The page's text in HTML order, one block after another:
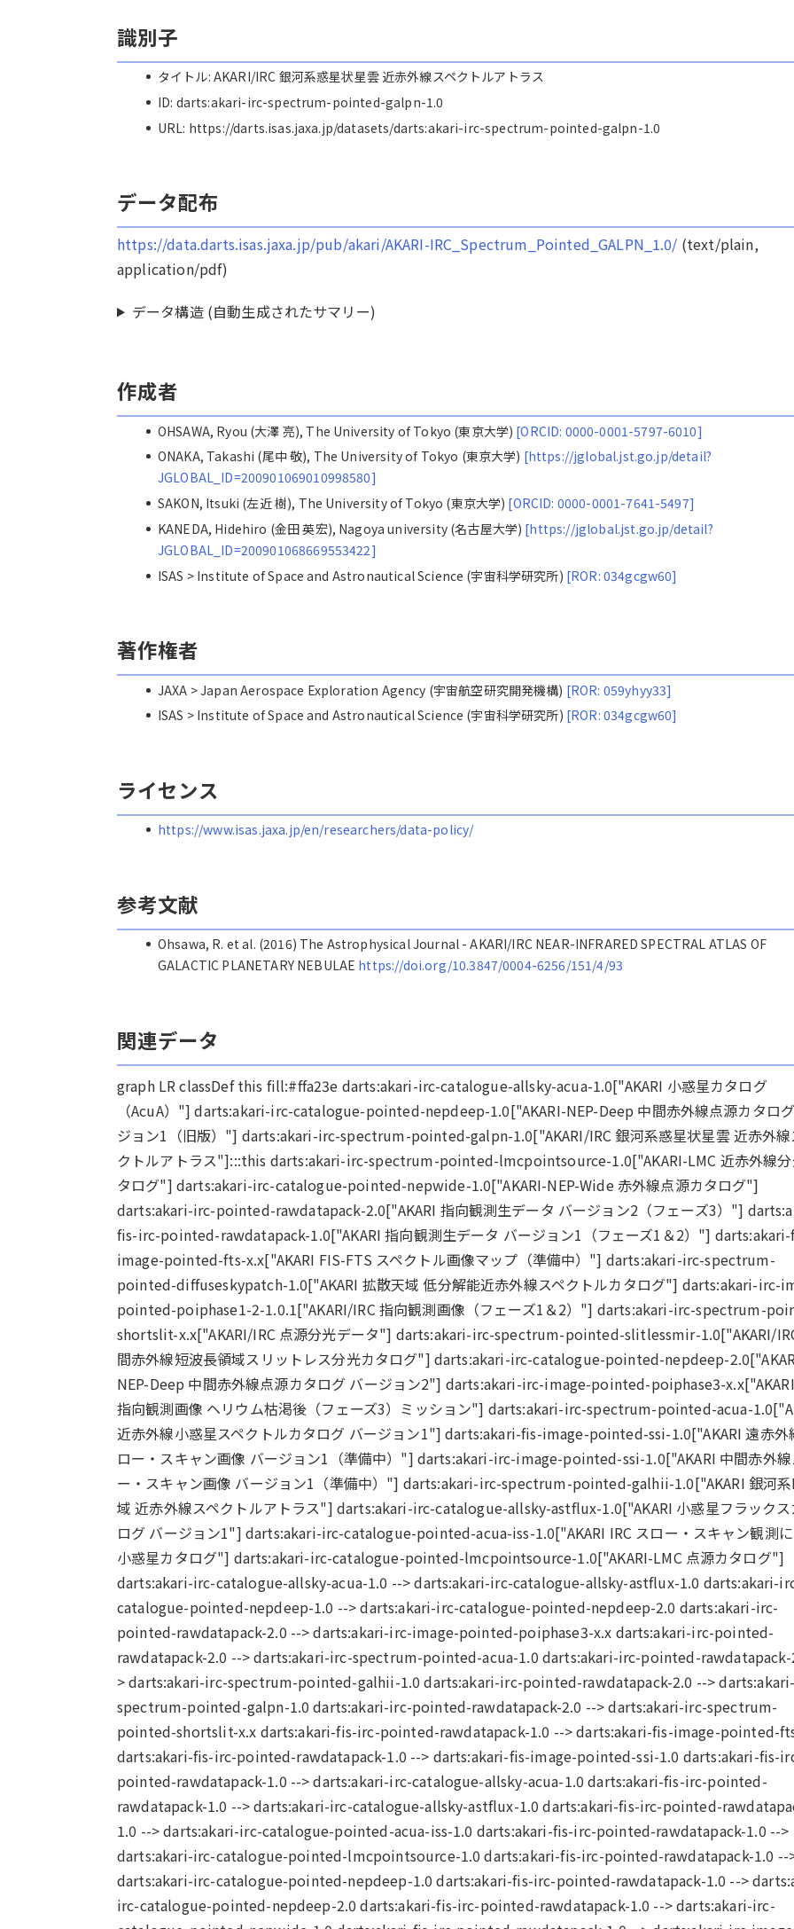
識別子
タイトル: AKARI/IRC 銀河系惑星状星雲 近赤外線スペクトルアトラス
ID: darts:akari-irc-spectrum-pointed-galpn-1.0
URL: https://darts.isas.jaxa.jp/datasets/darts:akari-irc-spectrum-pointed-galpn-1.0
データ配布
https://data.darts.isas.jaxa.jp/pub/akari/AKARI-IRC_Spectrum_Pointed_GALPN_1.0/ (text/plain,
application/pdf)
データ構造 (自動生成されたサマリー)
作成者
OHSAWA, Ryou (大澤 亮), The University of Tokyo (東京大学) [ORCID: 0000-0001-5797-6010]
ONAKA, Takashi (尾中 敬), The University of Tokyo (東京大学) [https://jglobal.jst.go.jp/detail?
JGLOBAL_ID=200901069010998580]
SAKON, Itsuki (左近 樹), The University of Tokyo (東京大学) [ORCID: 0000-0001-7641-5497]
KANEDA, Hidehiro (金田 英宏), Nagoya university (名古屋大学) [https://jglobal.jst.go.jp/detail?
JGLOBAL_ID=200901068669553422]
ISAS > Institute of Space and Astronautical Science (宇宙科学研究所) [ROR: 034gcgw60]
著作権者
JAXA > Japan Aerospace Exploration Agency (宇宙航空研究開発機構) [ROR: 059yhyy33]
ISAS > Institute of Space and Astronautical Science (宇宙科学研究所) [ROR: 034gcgw60]
ライセンス
https://www.isas.jaxa.jp/en/researchers/data-policy/
参考文献
Ohsawa, R. et al. (2016) The Astrophysical Journal - AKARI/IRC NEAR-INFRARED SPECTRAL ATLAS OF
GALACTIC PLANETARY NEBULAE https://doi.org/10.3847/0004-6256/151/4/93
関連データ
graph LR classDef this fill:#ffa23e darts:akari-irc-catalogue-allsky-acua-1.0["AKARI 小惑星カタログ
（AcuA）"] darts:akari-irc-catalogue-pointed-nepdeep-1.0["AKARI-NEP-Deep 中間赤外線点源カタロ
ジョン1（旧版）"] darts:akari-irc-spectrum-pointed-galpn-1.0["AKARI/IRC 銀河系惑星状星雲 近赤外線
クトルアトラス"]:::this darts:akari-irc-spectrum-pointed-lmcpointsource-1.0["AKARI-LMC 近赤外線
タログ"] darts:akari-irc-catalogue-pointed-nepwide-1.0["AKARI-NEP-Wide 赤外線点源カタログ"]
darts:akari-irc-pointed-rawdatapack-2.0["AKARI 指向観測生データ バージョン2（フェーズ3）"]
fis-irc-pointed-rawdatapack-1.0["AKARI 指向観測生データ バージョン1（フェーズ1＆2）"]
image-pointed-fts-x.x["AKARI FIS-FTS スペクトル画像マップ（準備中）"] darts:akari-irc-spectrum-
pointed-diffuseskypatch-1.0["AKARI 拡散天域 低分解能近赤外線スペクトルカタログ"] darts:akari-irc-
pointed-poiphase1-2-1.0.1["AKARI/IRC 指向観測画像（フェーズ1＆2）"] darts:akari-irc-spectrum-
shortslit-x.x["AKARI/IRC 点源分光データ"] darts:akari-irc-spectrum-pointed-slitlessmir-1.0["AKARI/
間赤外線短波長領域スリットレス分光カタログ"] darts:akari-irc-catalogue-pointed-nepdeep-
NEP-Deep 中間赤外線点源カタログ バージョン2"] darts:akari-irc-image-pointed-poiphase3-
指向観測画像 ヘリウム枯渇後（フェーズ3）ミッション"] darts:akari-irc-spectrum-pointed-acua-
近赤外線小惑星スペクトルカタログ バージョン1"] darts:akari-fis-image-pointed-ssi-1.0["AKARI 遠赤外
ロー・スキャン画像 バージョン1（準備中）"] darts:akari-irc-image-pointed-ssi-1.0["AKARI 中間赤外
ー・スキャン画像 バージョン1（準備中）"] darts:akari-irc-spectrum-pointed-galhii-1.0["AKARI 銀河
域 近赤外線スペクトルアトラス"] darts:akari-irc-catalogue-allsky-astflux-1.0["AKARI 小惑星フラック
ログ バージョン1"] darts:akari-irc-catalogue-pointed-acua-iss-1.0["AKARI IRC スロー・スキャン観測
小惑星カタログ"] darts:akari-irc-catalogue-pointed-lmcpointsource-1.0["AKARI-LMC 点源カタログ"]
darts:akari-irc-catalogue-allsky-acua-1.0 --> darts:akari-irc-catalogue-allsky-astflux-1.0 darts:akari-
catalogue-pointed-nepdeep-1.0 --> darts:akari-irc-catalogue-pointed-nepdeep-2.0 darts:akari-irc-
pointed-rawdatapack-2.0 --> darts:akari-irc-image-pointed-poiphase3-x.x darts:akari-irc-pointed-
rawdatapack-2.0 --> darts:akari-irc-spectrum-pointed-acua-1.0 darts:akari-irc-pointed-
> darts:akari-irc-spectrum-pointed-galhii-1.0 darts:akari-irc-pointed-rawdatapack-2.0 -->
spectrum-pointed-galpn-1.0 darts:akari-irc-pointed-rawdatapack-2.0 --> darts:akari-irc-spectrum-
pointed-shortslit-x.x darts:akari-fis-irc-pointed-rawdatapack-1.0 --> darts:akari-fis-image-pointed-
darts:akari-fis-irc-pointed-rawdatapack-1.0 --> darts:akari-fis-image-pointed-ssi-1.0 darts:akari-fis-
pointed-rawdatapack-1.0 --> darts:akari-irc-catalogue-allsky-acua-1.0 darts:akari-fis-irc-pointed-
rawdatapack-1.0 --> darts:akari-irc-catalogue-allsky-astflux-1.0 darts:akari-fis-irc-pointed-
1.0 --> darts:akari-irc-catalogue-pointed-acua-iss-1.0 darts:akari-fis-irc-pointed-rawdatapack-1.0 -->
darts:akari-irc-catalogue-pointed-lmcpointsource-1.0 darts:akari-fis-irc-pointed-rawdatapack-1.0 --
darts:akari-irc-catalogue-pointed-nepdeep-1.0 darts:akari-fis-irc-pointed-rawdatapack-1.0 -->
irc-catalogue-pointed-nepdeep-2.0 darts:akari-fis-irc-pointed-rawdatapack-1.0 --> darts:akari-irc-